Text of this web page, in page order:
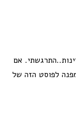
אם
לפוסט הזה של